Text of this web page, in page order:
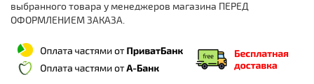
выбранного товара у менеджеров магазина ПЕРЕД
ОФОРМЛЕНИЕМ ЗАКАЗА.